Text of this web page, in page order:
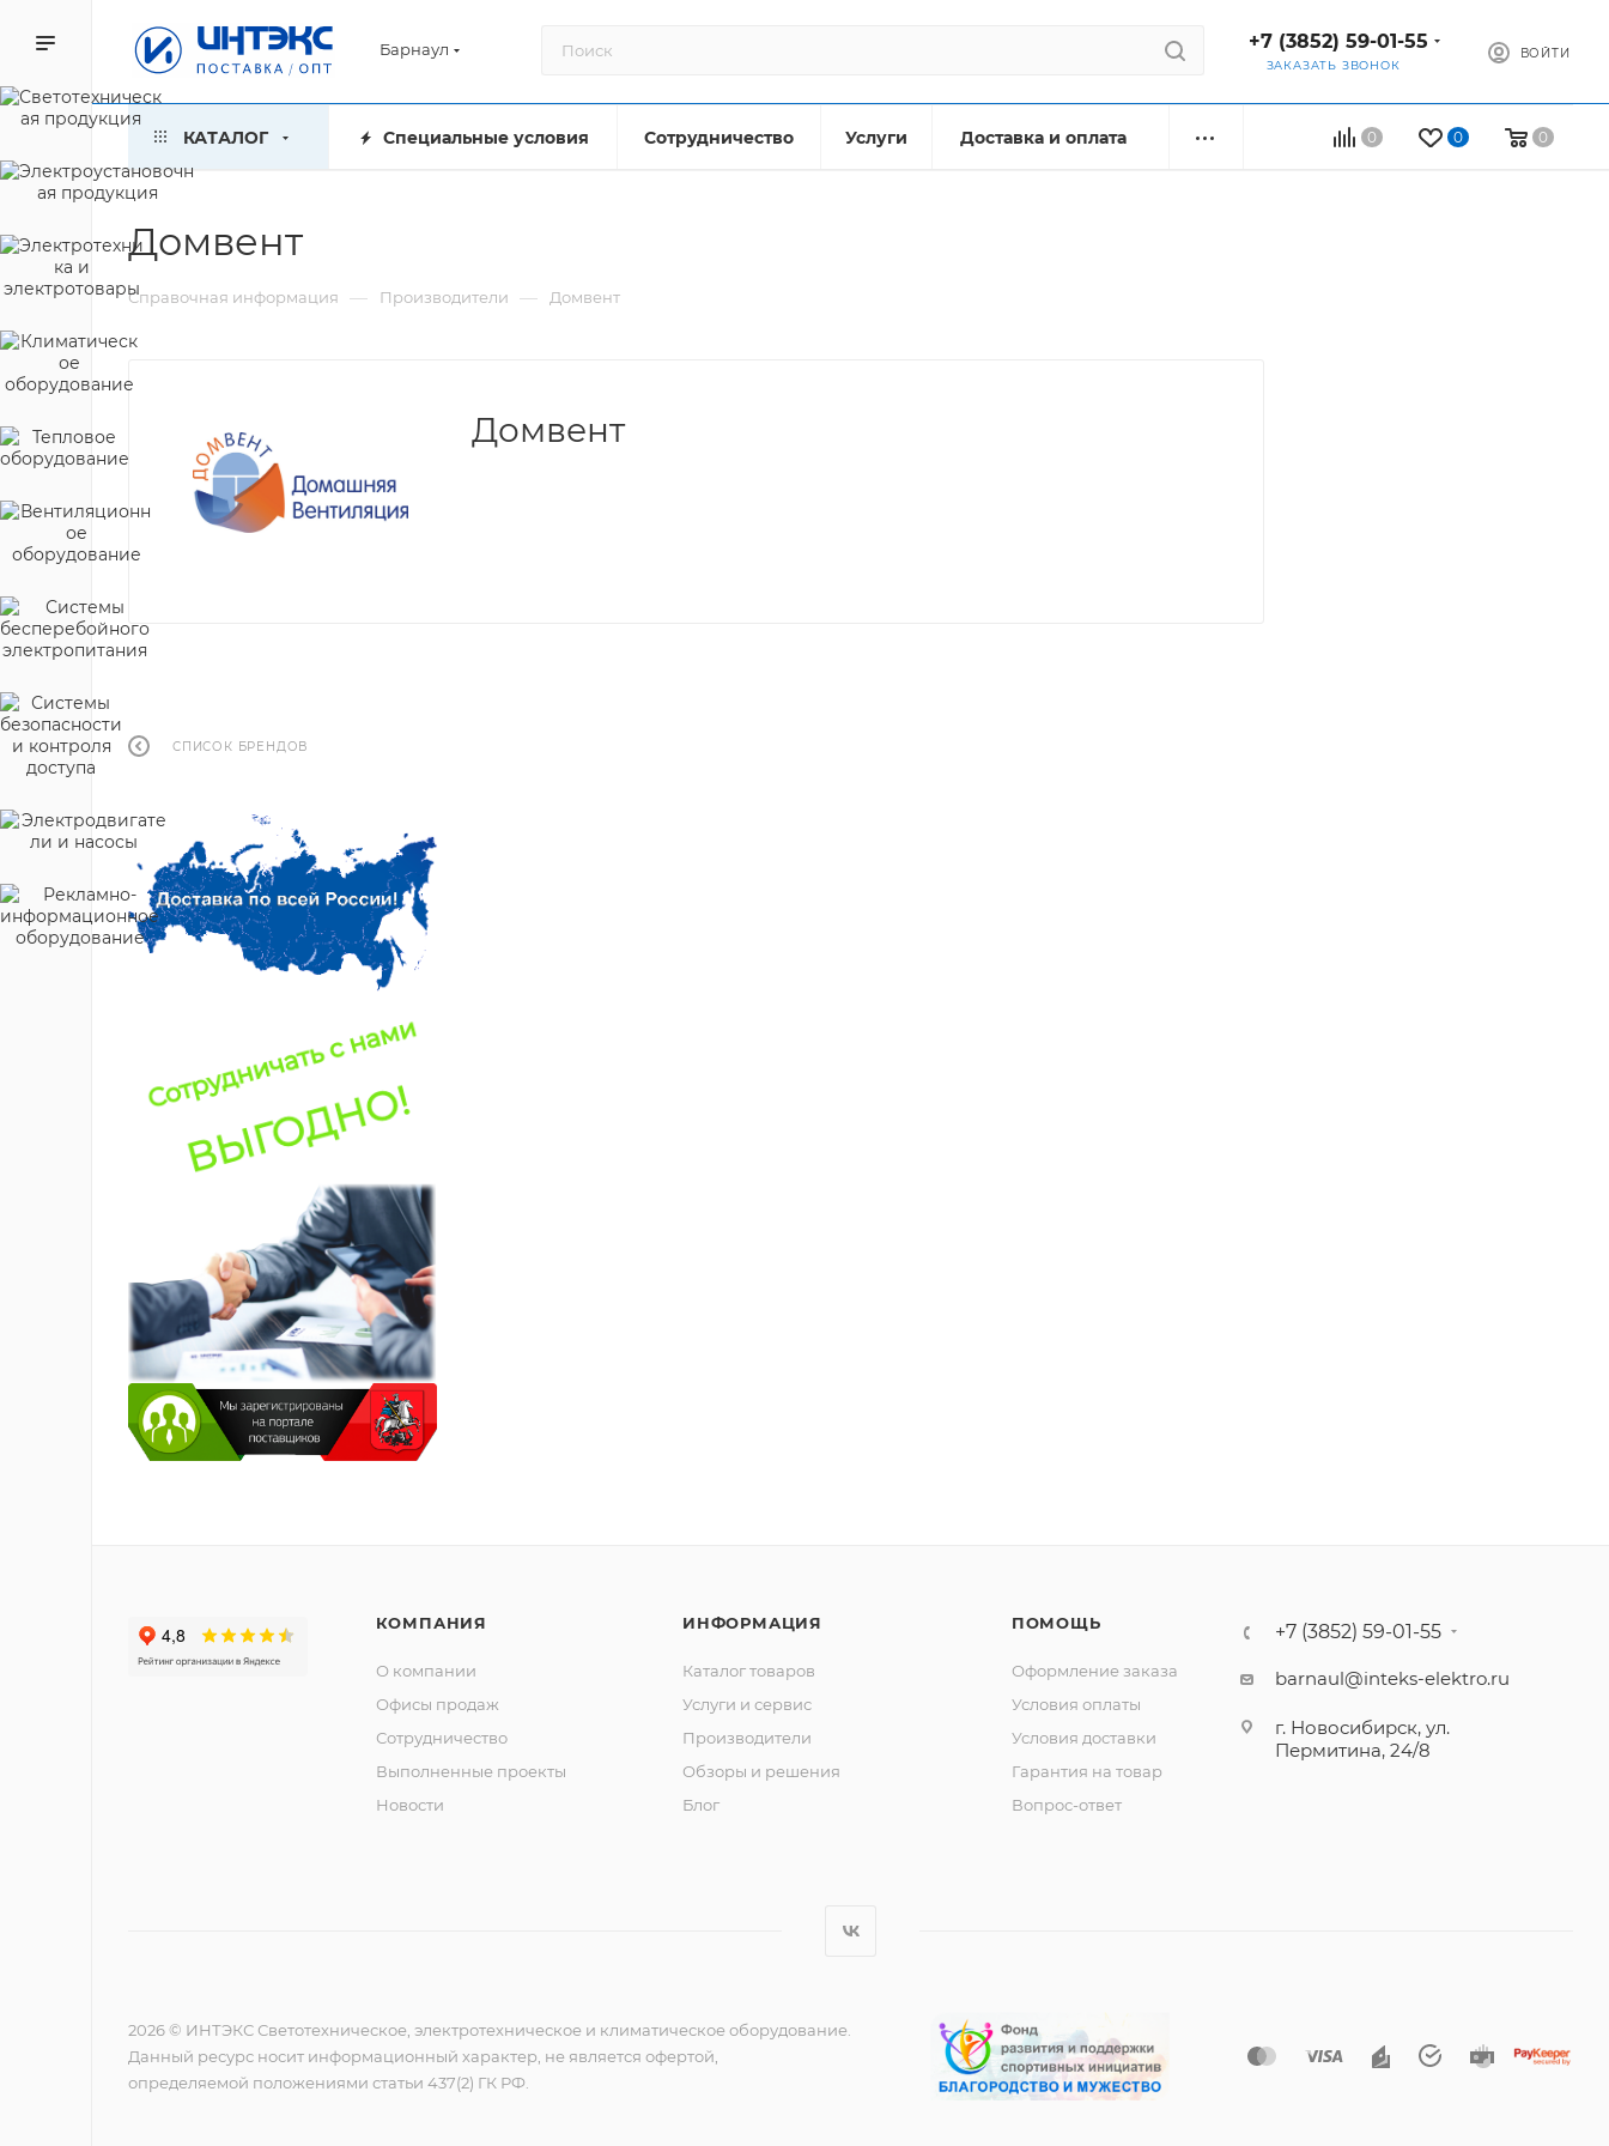
Барнаул +7 (3852) 59-01-55
ЗАКАЗАТЬ ЗВОНОК
ВОЙТИ
0 0 0
КАТАЛОГ Специальные условия Сотрудничество Услуги Доставка и оплата
Домвент
Справочная информация — Производители — Домвент
Домвент
СПИСОК БРЕНДОВ
КОМПАНИЯ
О компании
Офисы продаж
Сотрудничество
Выполненные проекты
Новости
ИНФОРМАЦИЯ
Каталог товаров
Услуги и сервис
Производители
Обзоры и решения
Блог
ПОМОЩЬ
Оформление заказа
Условия оплаты
Условия доставки
Гарантия на товар
Вопрос-ответ
+7 (3852) 59-01-55
barnaul@inteks-elektro.ru
г. Новосибирск, ул.
Пермитина, 24/8
2026 © ИНТЭКС Светотехническое, электротехническое и климатическое оборудование.
Данный ресурс носит информационный характер, не является офертой,
определяемой положениями статьи 437(2) ГК РФ.